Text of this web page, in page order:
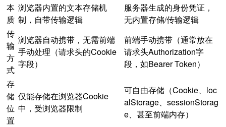
本
质
浏览器内置的文本存储机
制，自带传输逻辑
服务器生成的身份凭证，
无内置存储/传输逻辑
传
输
方
式
浏览器自动携带，无需前端
手动处理（请求头的Cookie
字段）
前端手动携带（通常放在
请求头Authorization字
段，如Bearer Token）
存
储
位
置
仅能存储在浏览器Cookie
中，受浏览器限制
可自由存储（Cookie、loc
alStorage、sessionStorag
e、甚至前端内存）